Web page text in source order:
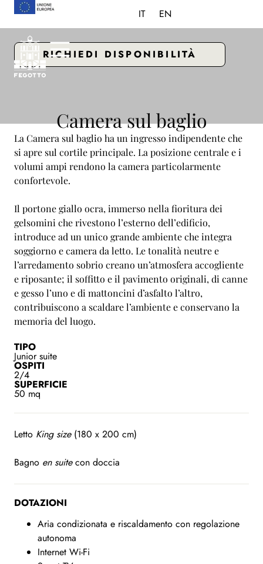
IT EN
RICHIEDI DISPONIBILITÀ
Camera sul baglio
La Camera sul baglio ha un ingresso indipendente che
si apre sul cortile principale. La posizione centrale e i
volumi ampi rendono la camera particolarmente
confortevole.
Il portone giallo ocra, immerso nella fioritura dei
gelsomini che rivestono l’esterno dell’edificio,
introduce ad un unico grande ambiente che integra
soggiorno e camera da letto. Le tonalità neutre e
l’arredamento sobrio creano un’atmosfera accogliente
e riposante; il soffitto e il pavimento originali, di canne
e gesso l’uno e di mattoncini d’asfalto l’altro,
contribuiscono a scaldare l’ambiente e conservano la
memoria del luogo.
TIPO
Junior suite
OSPITI
2/4
SUPERFICIE
50 mq
Letto King size(180 x 200 cm)
Bagno en suitecon doccia
DOTAZIONI
Aria condizionata e riscaldamento con regolazione
autonoma
Internet Wi-Fi